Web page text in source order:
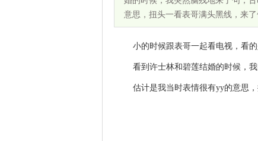
意思，扭头一看表哥满头黑线，来
小的时候跟表哥一起看电视，看
看到许士林和碧莲结婚的时候，
估计是我当时表情很有yy的意思，